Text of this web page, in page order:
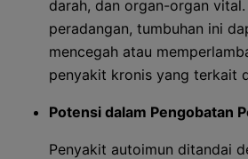
darah, dan organ-organ
peradangan, tumbuhan ini
mencegah atau
penyakit kronis yang terkait
Potensi dalam Pengobatan
Penyakit autoimun ditandai